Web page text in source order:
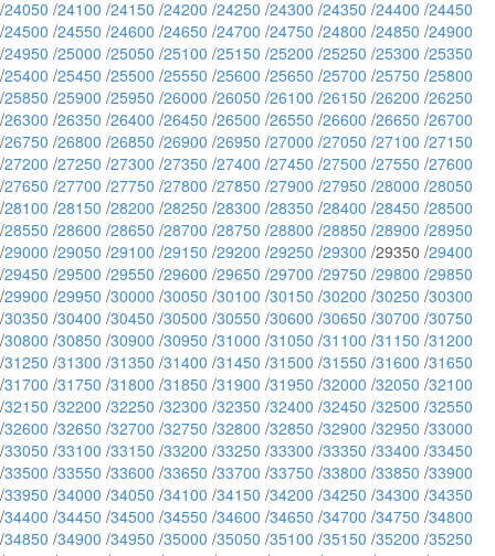
/24050 /24100 /24150 /24200 /24250 /24300 /24350 /24400 /24450
/24500 /24550 /24600 /24650 /24700 /24750 /24800 /24850 /24900
/24950 /25000 /25050 /25100 /25150 /25200 /25250 /25300 /25350
/25400 /25450 /25500 /25550 /25600 /25650 /25700 /25750 /25800
/25850 /25900 /25950 /26000 /26050 /26100 /26150 /26200 /26250
/26300 /26350 /26400 /26450 /26500 /26550 /26600 /26650 /26700
/26750 /26800 /26850 /26900 /26950 /27000 /27050 /27100 /27150
/27200 /27250 /27300 /27350 /27400 /27450 /27500 /27550 /27600
/27650 /27700 /27750 /27800 /27850 /27900 /27950 /28000 /28050
/28100 /28150 /28200 /28250 /28300 /28350 /28400 /28450 /28500
/28550 /28600 /28650 /28700 /28750 /28800 /28850 /28900 /28950
/29000 /29050 /29100 /29150 /29200 /29250 /29300 /29350 /29400
/29450 /29500 /29550 /29600 /29650 /29700 /29750 /29800 /29850
/29900 /29950 /30000 /30050 /30100 /30150 /30200 /30250 /30300
/30350 /30400 /30450 /30500 /30550 /30600 /30650 /30700 /30750
/30800 /30850 /30900 /30950 /31000 /31050 /31100 /31150 /31200
/31250 /31300 /31350 /31400 /31450 /31500 /31550 /31600 /31650
/31700 /31750 /31800 /31850 /31900 /31950 /32000 /32050 /32100
/32150 /32200 /32250 /32300 /32350 /32400 /32450 /32500 /32550
/32600 /32650 /32700 /32750 /32800 /32850 /32900 /32950 /33000
/33050 /33100 /33150 /33200 /33250 /33300 /33350 /33400 /33450
/33500 /33550 /33600 /33650 /33700 /33750 /33800 /33850 /33900
/33950 /34000 /34050 /34100 /34150 /34200 /34250 /34300 /34350
/34400 /34450 /34500 /34550 /34600 /34650 /34700 /34750 /34800
/34850 /34900 /34950 /35000 /35050 /35100 /35150 /35200 /35250